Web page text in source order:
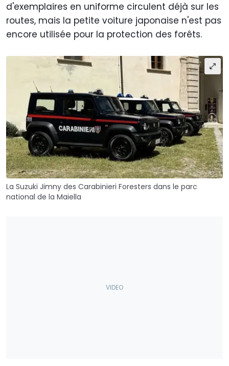
d'exemplaires en uniforme circulent déjà sur les
routes, mais la petite voiture japonaise n'est pas
encore utilisée pour la protection des forêts.
La Suzuki Jimny des Carabinieri Foresters dans le parc
national de la Maiella